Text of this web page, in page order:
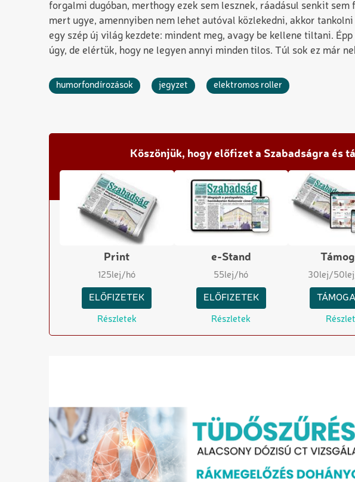
forgalmi dugóban, merthogy ezek sem lesznek, ráadásul senkit sem
mert ugye, amennyiben nem lehet autóval közlekedni, akkor
egy szép új világ kezdete: mindent meg, avagy be kellene tiltani.
úgy, de elértük, hogy ne legyen annyi minden tilos. Túl sok ez már
humorfondírozások jegyzet elektromos roller
Köszönjük, hogy előfizet a Szabadságra és
Print
125lej/hó
ELŐFIZETEK
Részletek
e-Stand
55lej/hó
ELŐFIZETEK
Részletek
30lej/50lej